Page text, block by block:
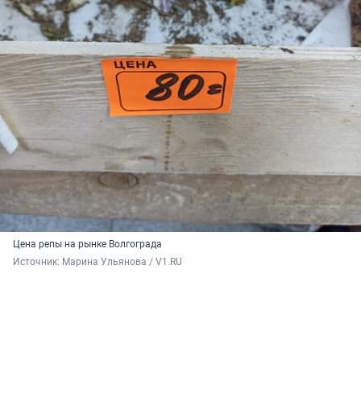
Цена репы на рынке Волгограда
Источник: Марина Ульянова / V1.RU